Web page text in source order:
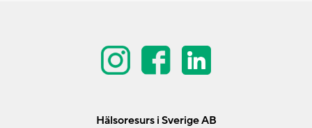
Hälsoresurs i Sverige AB